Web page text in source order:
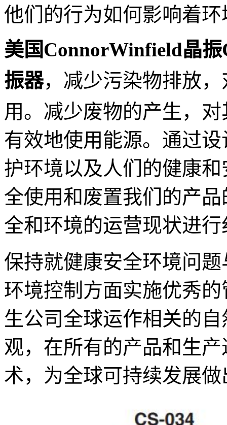
他们的行为如何影响着环
美国ConnorWinfield晶振
振器， 减少污染物排放
用。减少废物的产生，
有效地使用能源。通过
护环境以及人们的健康
全使用和废置我们的产
全和环境的运营现状进行
保持就健康安全环境问
环境控制方面实施优秀
生公司全球运作相关的
观，在所有的产品和生
术，为全球可持续发展